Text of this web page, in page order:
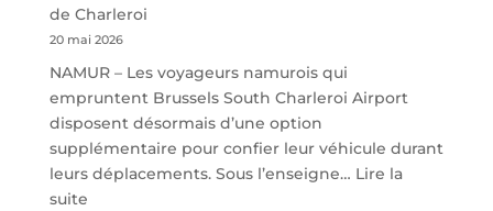
de Charleroi
20 mai 2026
NAMUR – Les voyageurs namurois qui
empruntent Brussels South Charleroi Airport
disposent désormais d’une option
supplémentaire pour confier leur véhicule durant
leurs déplacements. Sous l’enseigne… Lire la
suite: